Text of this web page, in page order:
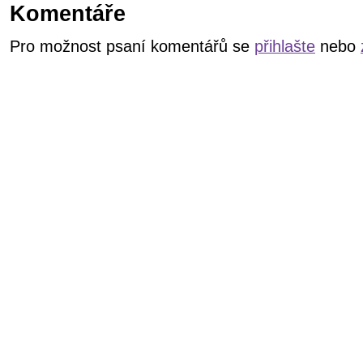
Komentáře
Pro možnost psaní komentářů se přihlašte nebo